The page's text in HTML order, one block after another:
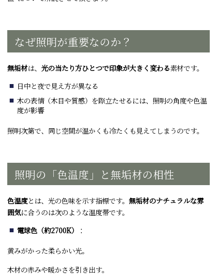
なぜ照明が重要なのか？
無垢材は、 光の当たり方ひとつで印象が大きく変わる素材です。
日中と夜で見え方が異なる
木の表情（木目や質感）を際立たせるには、照明の角度や色温
度が影響
照明次第で、同じ空間が温かくも冷たくも見えてしまうのです。
照明の「色温度」と無垢材の相性
色温度とは、光の色味を示す指標です。 無垢材のナチュラルな雰
囲気に合うのは次のような温度帯です。
電球色（約2700K）
：
黄みがかった柔らかい光。
木材の赤みや暖かさを引き出す。